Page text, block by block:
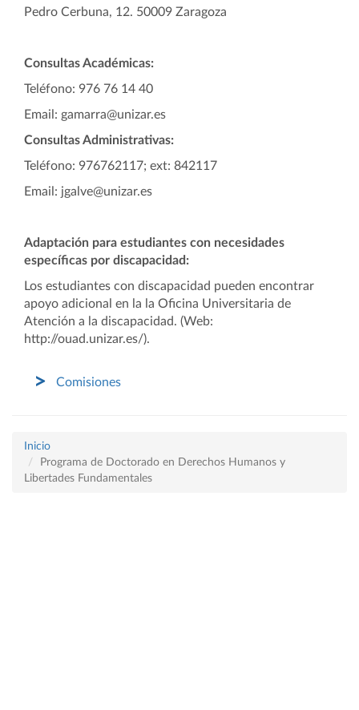
Pedro Cerbuna, 12. 50009 Zaragoza
Consultas Académicas:
Teléfono: 976 76 14 40
Email: gamarra@unizar.es
Consultas Administrativas:
Teléfono: 976762117; ext: 842117
Email: jgalve@unizar.es
Adaptación para estudiantes con necesidades
específicas por discapacidad:
Los estudiantes con discapacidad pueden encontrar
apoyo adicional en la la Oficina Universitaria de
Atención a la discapacidad. (Web:
http://ouad.unizar.es/).
Comisiones
Inicio
Programa de Doctorado en Derechos Humanos y
Libertades Fundamentales